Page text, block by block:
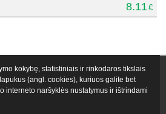
8.11€
mokymai Apie mus Lektoriai
Egu.lt biblioteka Kontaktai
kokybę, statistiniais ir rinkodaros tikslais
(angl. cookies), kuriuos galite bet
interneto naršyklės nustatymus ir ištrindami